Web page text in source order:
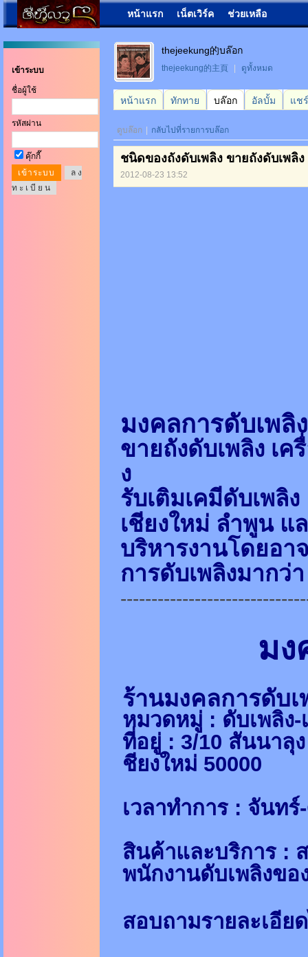
หน้าแรก เน็ตเวิร์ค ช่วยเหลือ
เข้าระบบ
ชื่อผู้ใช้
รหัสผ่าน
คุ๊กกี๊
ล ง
ท ะ เ บี ย น
thejeekung的บล๊อก
thejeekung的主頁 ดูทั้งหมด
หน้าแรก ทักทาย บล๊อก อัลบั้ม แชร์
ดูบล๊อก กลับไปที่รายการบล๊อก
ชนิดของถังดับเพลิง ขายถังดับเพลิง
2012-08-23 13:52
มงคลการดับเพ
ขายถังดับเพลิง เค
ง
รับเติมเคมีดับเพลิง
เชียงใหม่ ลำพูน แ
บริหารงานโดยอ
การดับเพลิงมากว่
มง
ร้านมงคลการดับเ
หมวดหมู่ : ดับเพลิง
ที่อยู่ : 3/10 สันนาลุง
ชียงใหม่ 50000
เวลาทำการ : จันทร์
สินค้าและบริการ :
พนักงานดับเพลิงขอ
สอบถามรายละเอีย